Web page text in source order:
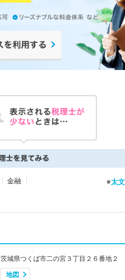
金融 ※太
茨城県つくば市二の宮３丁目２６番地２
地図